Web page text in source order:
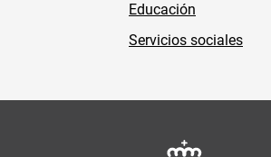
Educación
Servicios sociales